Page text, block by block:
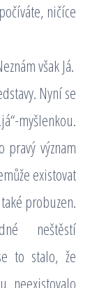
ničíce
však Já.
Nyní se
myšlenkou.
pravý význam
existovat
probuzen.
neštěstí
to stalo, že
neexistovalo